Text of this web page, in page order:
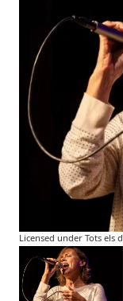
Licensed under Tots els